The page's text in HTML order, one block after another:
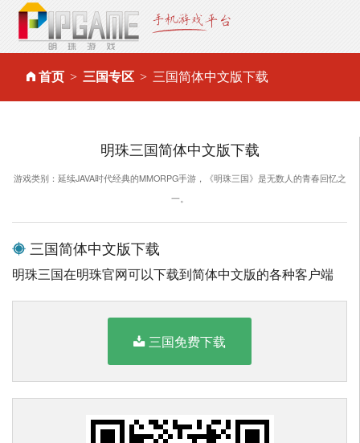
首页 三国专区 三国简体中文版下载
明珠三国简体中文版下载
游戏类别：延续JAVA时代经典的MMORPG手游，《明珠三国》是无数人的青春回忆之
一。
三国简体中文版下载
明珠三国在明珠官网可以下载到简体中文版的各种客户端
三国免费下载